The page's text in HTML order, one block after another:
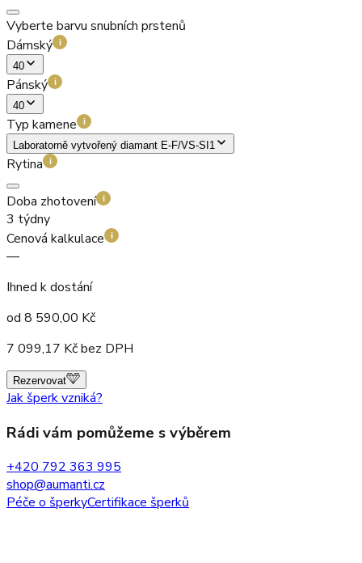
Vyberte barvu snubních prstenů
Dámský
i
40
Pánský i
40
Typ kamene i
Laboratorně vytvořený diamant E-F/VS-SI1
Rytina i
Doba zhotovení i
3 týdny
Cenová kalkulace
i
—
Ihned k dostání
od 8 590,00 Kč
7 099,17 Kč bez DPH
Rezervovat
Jak šperk vzniká?
Rádi vám pomůžeme s výběrem
+420 792 363 995
shop@aumanti.cz
Péče o šperkyCertifikace šperků